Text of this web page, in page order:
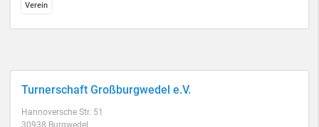
Verein
Turnerschaft Großburgwedel e.V.
Hannoversche Str. 51
30938 Burgwedel